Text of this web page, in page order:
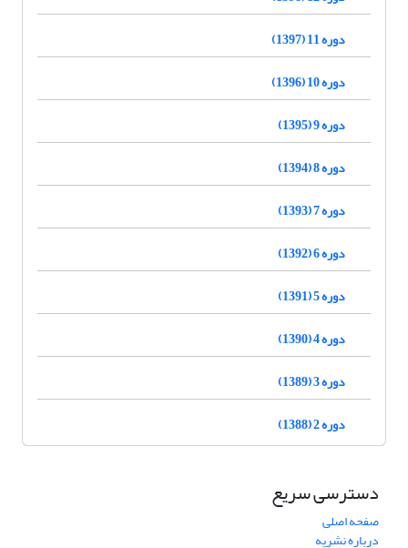
دوره 11 (1397)
دوره 10 (1396)
دوره 9 (1395)
دوره 8 (1394)
دوره 7 (1393)
دوره 6 (1392)
دوره 5 (1391)
دوره 4 (1390)
دوره 3 (1389)
دوره 2 (1388)
دسترسی سریع
صفحه اصلی
درباره نشریه